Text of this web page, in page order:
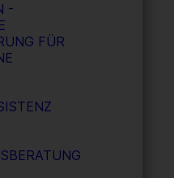
-
FÜR